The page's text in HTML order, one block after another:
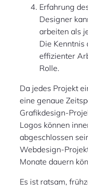
Erfahrung
Designer
arbeiten als
Die Kenntnis
effizienter
Rolle.
Da jedes Projekt
eine genaue
Grafikdesign-
Logos können
abgeschlossen
Webdesign-
Monate dauern
Es ist ratsam,